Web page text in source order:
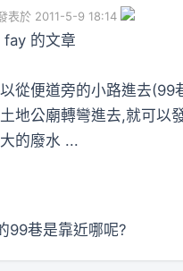
表於 2011-5-9 18:14
fay 的文章
從便道旁的小路進去(99
地公廟轉彎進去,就可以
的廢水 ...
99巷是靠近哪呢?